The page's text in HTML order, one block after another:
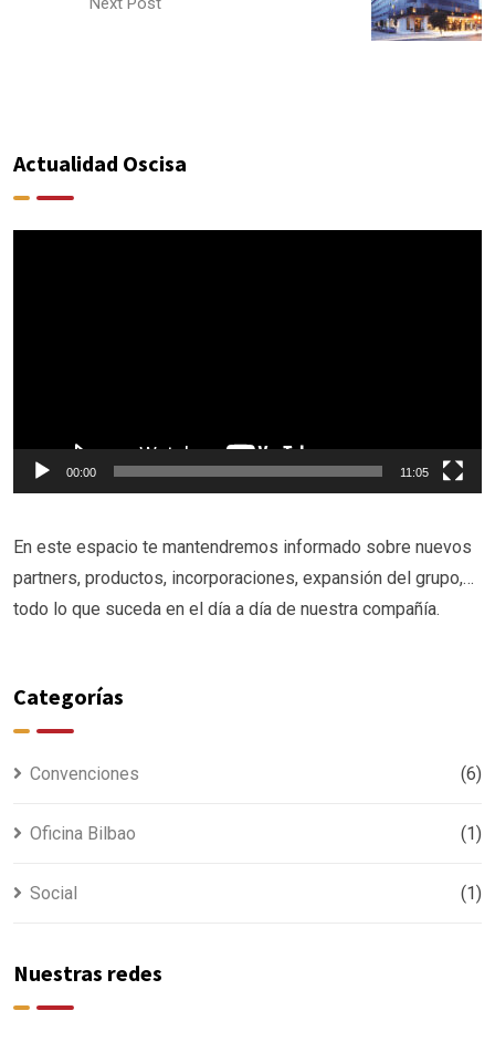
Actualidad Oscisa
00:00 11:05
En este espacio te mantendremos informado sobre nuevos
partners, productos, incorporaciones, expansión del grupo,…
todo lo que suceda en el día a día de nuestra compañía.
Categorías
Convenciones (6)
Oficina Bilbao (1)
Social (1)
Nuestras redes